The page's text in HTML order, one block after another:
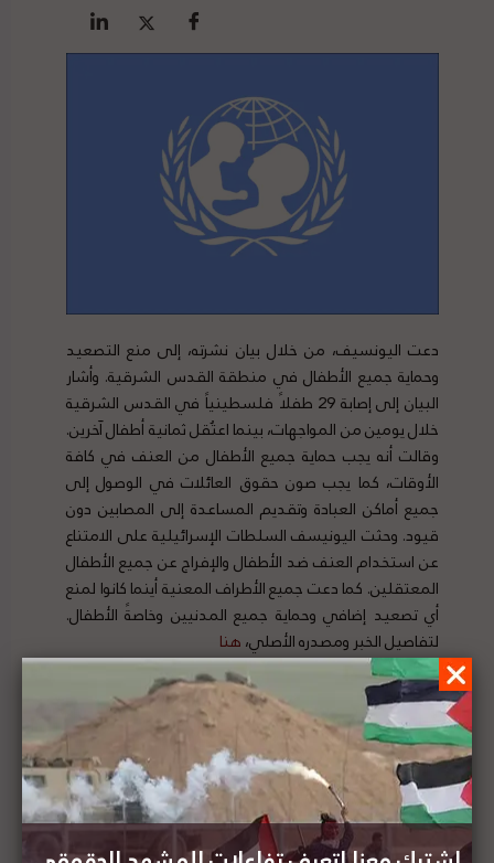
دعت اليونسيف، من خلال بيان نشرته، إلى منع التصعيد
وحماية جميع الأطفال في منطقة القدس الشرقية. وأشار
البيان إلى إصابة 29 طفلاً فلسطينياً في القدس الشرقية
خلال يومين من المواجهات، بينما اعتُقل ثمانية أطفال آخرين.
وقالت أنه يجب حماية جميع الأطفال من العنف في كافة
الأوقات، كما يجب صون حقوق العائلات في الوصول إلى
جميع أماكن العبادة وتقديم المساعدة إلى المصابين دون
قيود. وحثت اليونيسف السلطات الإسرائيلية على الامتناع
عن استخدام العنف ضد الأطفال والإفراج عن جميع الأطفال
المعتقلين. كما دعت جميع الأطراف المعنية أينما كانوا لمنع
أي تصعيد إضافي وحماية جميع المدنيين وخاصةً الأطفال.
لتفاصيل الخبر ومصدره الأصلي،هنا
بيان مشترك لمبعوثي المجموعة الرباعية للشرق
الأوسط بشأن الحالة في القدس الشرقية